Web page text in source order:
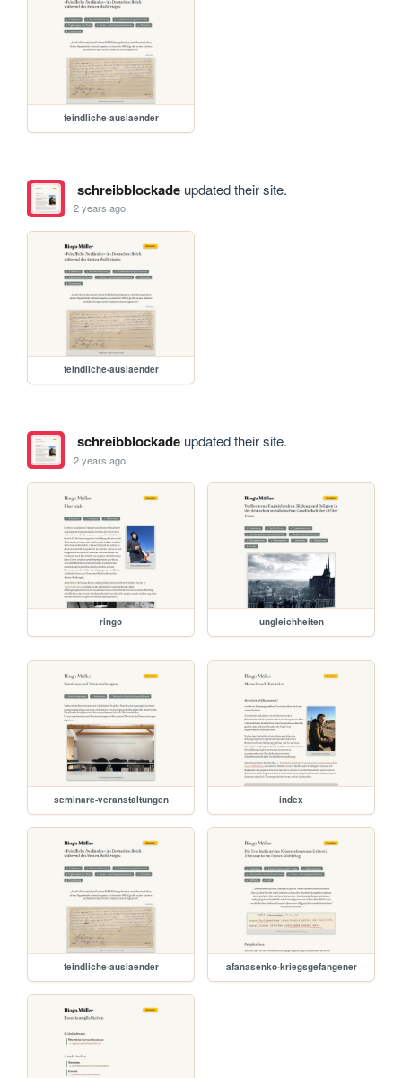
feindliche-auslaender
schreibblockadeupdated their site.
2 years ago
feindliche-auslaender
schreibblockadeupdated their site.
2 years ago
ringo ungleichheiten
seminare-veranstaltungen index
feindliche-auslaender afanasenko-kriegsgefangener